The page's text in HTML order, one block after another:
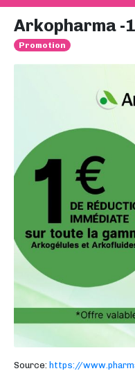
Arkopharma -
Promotion
Source: https://